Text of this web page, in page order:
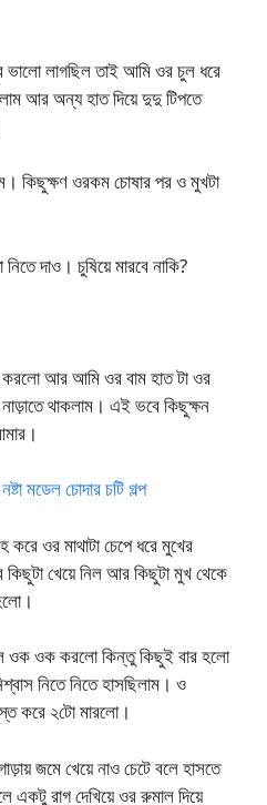
লাগছিল তাই আমি ওর চুল ধরে
আর অন্য হাত দিয়ে দুদু টিপতে
কিছুক্ষণ ওরকম চোষার পর ও মুখটা
দাও। চুষিয়ে মারবে নাকি?
আর আমি ওর বাম হাত টা ওর
থাকলাম। এই ভবে কিছুক্ষন
মডেল চোদার চটি গল্প
ওর মাথাটা চেপে ধরে মুখের
কিছুটা খেয়ে নিল আর কিছুটা মুখ থেকে
ওক ওক করলো কিন্তু কিছুই বার হলো
নিতে নিতে হাসছিলাম। ও
করে ২টো মারলো।
জমে খেয়ে নাও চেটে বলে হাসতে
একটু রাগ দেখিয়ে ওর রুমাল দিয়ে